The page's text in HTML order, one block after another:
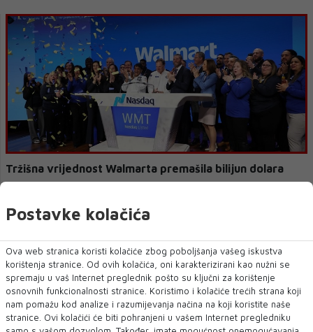
Tržišna vrijednost Walmarta premašila bilijun dolara
vrijednosti, čime se najveći amer...
Postavke kolačića
Ova web stranica koristi kolačiće zbog poboljšanja vašeg iskustva
korištenja stranice. Od ovih kolačića, oni karakterizirani kao nužni se
spremaju u vaš Internet preglednik pošto su ključni za korištenje
osnovnih funkcionalnosti stranice. Koristimo i kolačiće trećih strana koji
nam pomažu kod analize i razumijevanja načina na koji koristite naše
stranice. Ovi kolačići će biti pohranjeni u vašem Internet pregledniku